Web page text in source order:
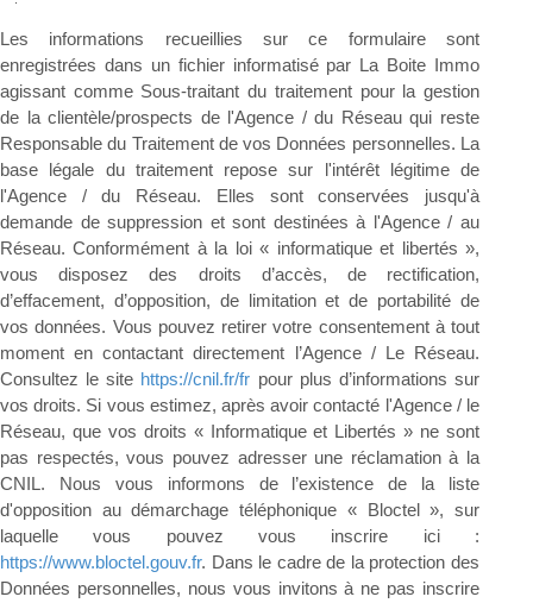
Les informations recueillies sur ce formulaire sont
enregistrées dans un fichier informatisé par La Boite Immo
agissant comme Sous-traitant du traitement pour la gestion
de la clientèle/prospects de l'Agence / du Réseau qui reste
Responsable du Traitement de vos Données personnelles. La
base légale du traitement repose sur l'intérêt légitime de
l'Agence / du Réseau. Elles sont conservées jusqu'à
demande de suppression et sont destinées à l'Agence / au
Réseau. Conformément à la loi « informatique et libertés »,
vous disposez des droits d’accès, de rectification,
d’effacement, d’opposition, de limitation et de portabilité de
vos données. Vous pouvez retirer votre consentement à tout
moment en contactant directement l’Agence / Le Réseau.
Consultez le site https://cnil.fr/fr pour plus d’informations sur
vos droits. Si vous estimez, après avoir contacté l'Agence / le
Réseau, que vos droits « Informatique et Libertés » ne sont
pas respectés, vous pouvez adresser une réclamation à la
CNIL. Nous vous informons de l’existence de la liste
d'opposition au démarchage téléphonique « Bloctel », sur
laquelle vous pouvez vous inscrire ici :
https://www.bloctel.gouv.fr. Dans le cadre de la protection des
Données personnelles, nous vous invitons à ne pas inscrire